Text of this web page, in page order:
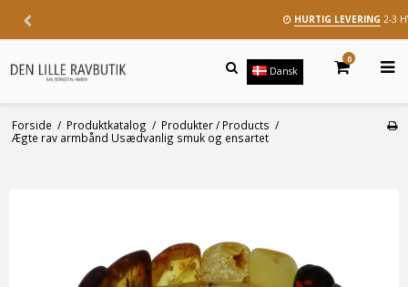
HURTIG LEVERING 2-3
Dansk
0
Forside / Produktkatalog / Produkter / Products /
Ægte rav armbånd Usædvanlig smuk og ensartet